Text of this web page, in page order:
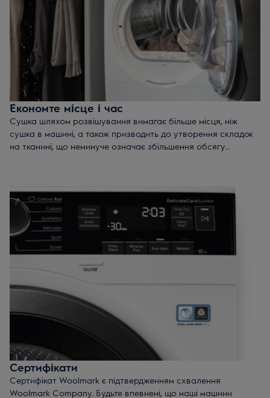
Економте місце і час
Сушка шляхом розвішування вимагає більше місця, ніж
сушка в машині, а також призводить до утворення складок
на тканині, що неминуче означає збільшення обсягу
ви будете насолоджуватися сушінням без проблем 365 днів
в році.
Сертифікати
Сертифікат Woolmark є підтвердженням схвалення
Woolmark Company. Будьте впевнені, що наші машини